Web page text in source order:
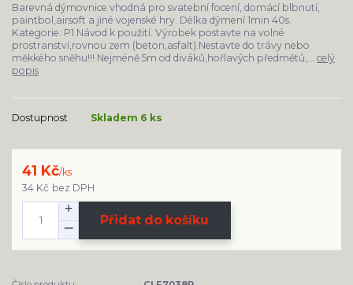
Barevná dýmovnice vhodná pro svatební focení, domácí blbnutí,
paintbol,airsoft a jiné vojenské hry. Délka dýmení 1min 40s.
Kategorie: P1 Návod k použití. Výrobek postavte na volné
prostranství,rovnou zem (beton,asfalt).Nestavte do trávy nebo
měkkého sněhu!!! Nejméně 5m od diváků,hořlavých předmětů,... celý
popis
Dostupnost Skladem 6 ks
41 Kč/ks
34 Kč bez DPH
Přidat do košíku